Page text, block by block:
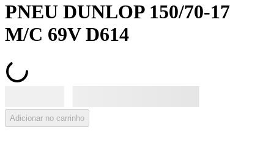
PNEU DUNLOP 150/70-17
M/C 69V D614
Adicionar no carrinho